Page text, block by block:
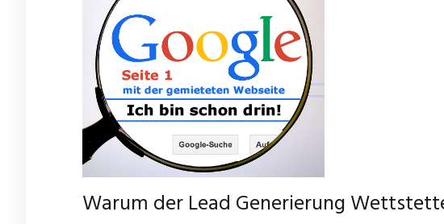
Warum der Lead Generierung